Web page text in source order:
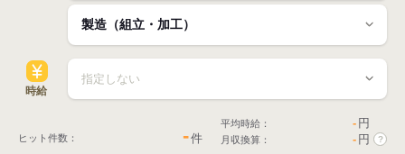
時給
ヒット件数： -件
平均時給： - 円
月収換算： - 円 ?